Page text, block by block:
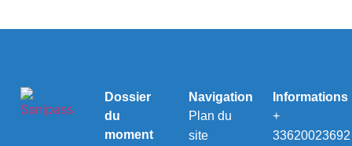
Dossier
du
moment
Navigation
Plan du
site
Informations
+
33620023692